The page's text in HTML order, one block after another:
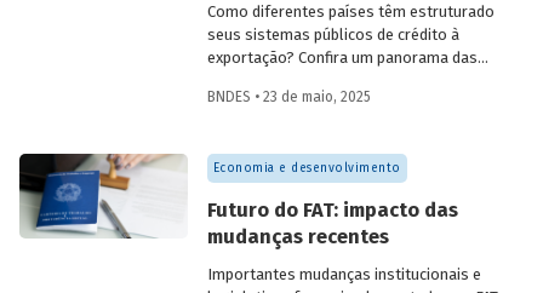
Como diferentes países têm estruturado
seus sistemas públicos de crédito à
exportação? Confira um panorama das
entenda como esses sistemas
econômico, a inovação e a inserção
competitiva no mercado global.
BNDES • 23 de maio, 2025
Economia e desenvolvimento
Futuro do FAT: impacto das
mudanças recentes
Importantes mudanças institucionais e